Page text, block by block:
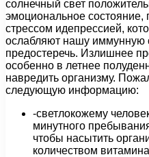
солнечный свет
эмоциональное состояние,
стрессом идепрессией,
ослабляют нашу иммунную
предостеречь. Излишнее
особенно в летнее
навредить организму.
следующую информацию:
-светлокожему
минутного
чтобы насытить
количеством